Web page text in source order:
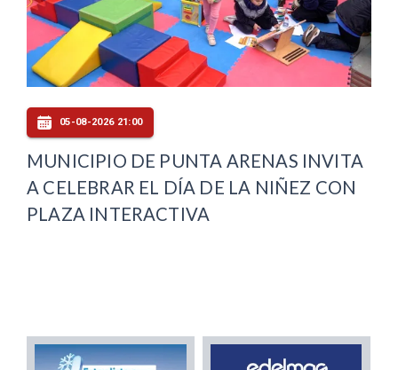
05-08-2026 21:00
MUNICIPIO DE PUNTA ARENAS INVITA
A CELEBRAR EL DÍA DE LA NIÑEZ CON
PLAZA INTERACTIVA